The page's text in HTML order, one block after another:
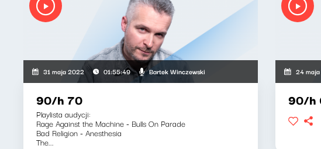
31 maja 2022 01:55:49 Bartek Winczewski
90/h 70
Playlista audycji:
Rage Against the Machine - Bulls On Parade
Bad Religion - Anesthesia
The...
24
90/h